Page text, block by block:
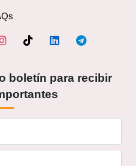
boletín para recibir